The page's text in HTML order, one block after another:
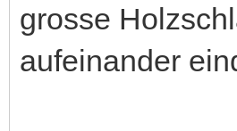
grosse
aufeinander